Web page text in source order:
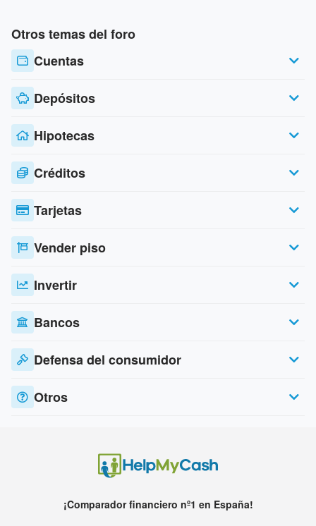
Otros temas del foro
Cuentas
Depósitos
Hipotecas
Créditos
Tarjetas
Vender piso
Invertir
Bancos
Defensa del consumidor
Otros
¡Comparador financiero nº1 en España!